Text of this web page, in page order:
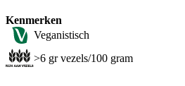
Kenmerken
Veganistisch
>6 gr vezels/100 gram